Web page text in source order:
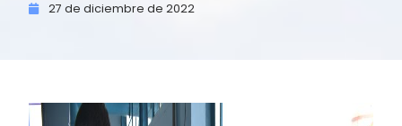
27 de diciembre de 2022